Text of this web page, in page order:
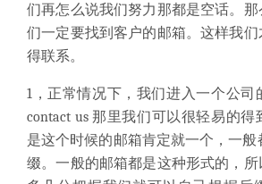
们再怎么说我们努力那都是空话。
们一定要找到客户的邮箱。这样我
得联系。
1，正常情况下，我们进入一个公司
contact us 那里我们可以很轻易的得
是这个时候的邮箱肯定就一个，一般
缀。一般的邮箱都是这种形式的，